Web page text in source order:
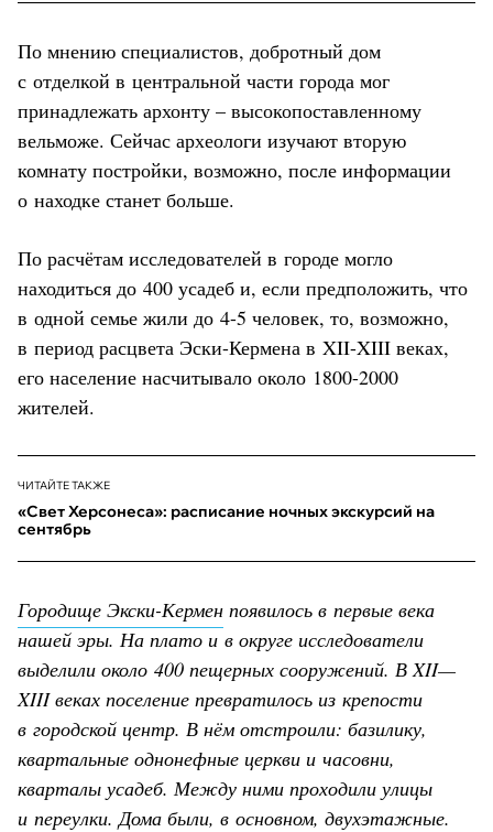
По мнению специалистов, добротный дом
с отделкой в центральной части города мог
принадлежать архонту – высокопоставленному
вельможе. Сейчас археологи изучают вторую
комнату постройки, возможно, после информации
о находке станет больше.
По расчётам исследователей в городе могло
находиться до 400 усадеб и, если предположить, что
в одной семье жили до 4-5 человек, то, возможно,
в период расцвета Эски-Кермена в XII-XIII веках,
его население насчитывало около 1800-2000
жителей.
ЧИТАЙТЕ ТАКЖЕ
«Свет Херсонеса»: расписание ночных экскурсий на
сентябрь
Городище Экски-Кермен появилось в первые века
нашей эры. На плато и в округе исследователи
выделили около 400 пещерных сооружений. В XII—
XIII веках поселение превратилось из крепости
в городской центр. В нём отстроили: базилику,
квартальные однонефные церкви и часовни,
кварталы усадеб. Между ними проходили улицы
и переулки. Дома были, в основном, двухэтажные.